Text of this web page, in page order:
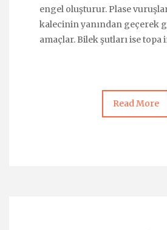
engel oluşturur. Plase
kalecinin yanından geçerek
amaçlar. Bilek şutları ise topa
Read More